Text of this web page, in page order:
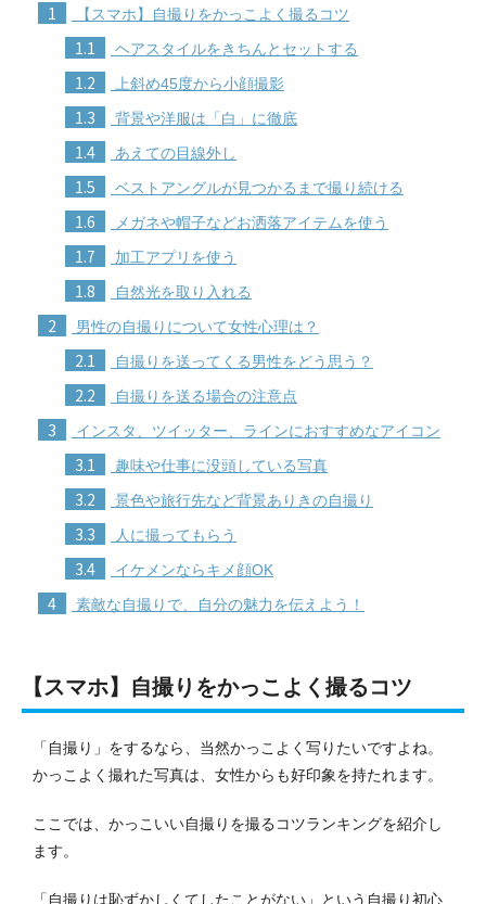
1 【スマホ】自撮りをかっこよく撮るコツ
1.1 ヘアスタイルをきちんとセットする
1.2 上斜め45度から小顔撮影
1.3 背景や洋服は「白」に徹底
1.4 あえての目線外し
1.5 ベストアングルが見つかるまで撮り続ける
1.6 メガネや帽子などお洒落アイテムを使う
1.7 加工アプリを使う
1.8 自然光を取り入れる
2 男性の自撮りについて女性心理は？
2.1 自撮りを送ってくる男性をどう思う？
2.2 自撮りを送る場合の注意点
3 インスタ、ツイッター、ラインにおすすめなアイコン
3.1 趣味や仕事に没頭している写真
3.2 景色や旅行先など背景ありきの自撮り
3.3 人に撮ってもらう
3.4 イケメンならキメ顔OK
4 素敵な自撮りで、自分の魅力を伝えよう！
【スマホ】自撮りをかっこよく撮るコツ
「自撮り」をするなら、当然かっこよく写りたいですよね。
かっこよく撮れた写真は、女性からも好印象を持たれます。
ここでは、かっこいい自撮りを撮るコツランキングを紹介し
ます。
「自撮りは恥ずかしくてしたことがない」という自撮り初心